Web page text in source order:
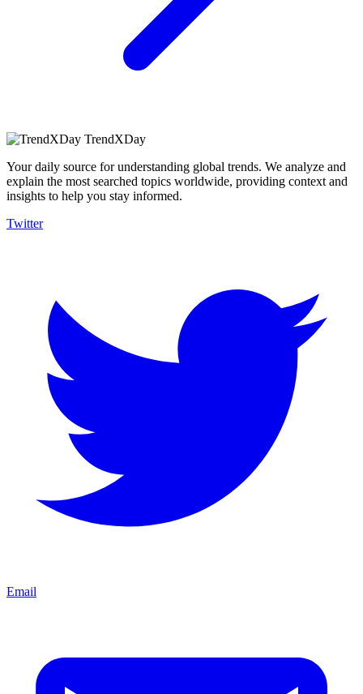
TrendXDay
Your daily source for understanding global trends. We analyze and
explain the most searched topics worldwide, providing context and
insights to help you stay informed.
Twitter
Email